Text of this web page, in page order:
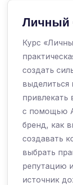
Личный
Курс
создать
привлекать
с помощью
бренд, как
создавать
выбрать
репутацию
источник